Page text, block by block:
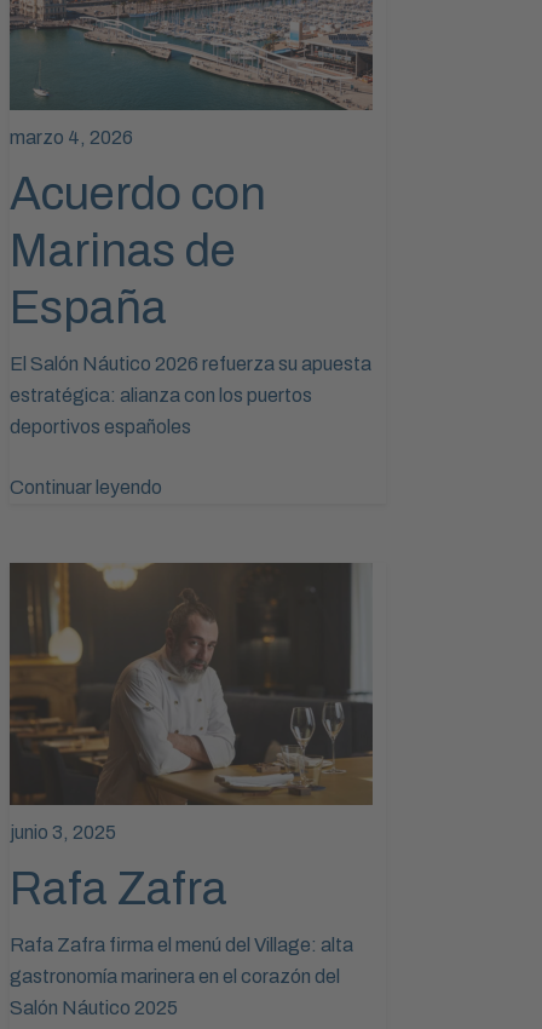
marzo 4, 2026
Acuerdo con
Marinas de
España
El Salón Náutico 2026 refuerza su apuesta
estratégica: alianza con los puertos
deportivos españoles
Continuar leyendo
junio 3, 2025
Rafa Zafra
Rafa Zafra firma el menú del Village: alta
gastronomía marinera en el corazón del
Salón Náutico 2025